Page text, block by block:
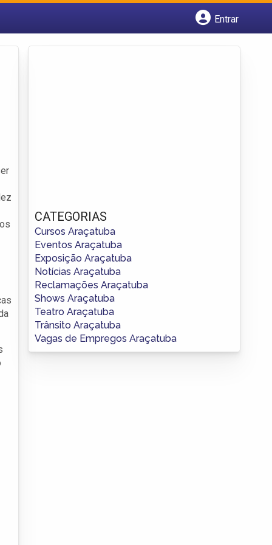
Entrar
CATEGORIAS
Cursos Araçatuba
Eventos Araçatuba
Exposição Araçatuba
Notícias Araçatuba
Reclamações Araçatuba
Shows Araçatuba
Teatro Araçatuba
Trânsito Araçatuba
Vagas de Empregos Araçatuba